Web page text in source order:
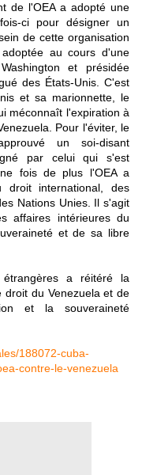
de l'OEA a adopté une
ci pour désigner un
de cette organisation
au cours d'une
et présidée
des États-Unis. C'est
et sa marionnette, le
méconnaît l'expiration à
Pour l'éviter, le
un soi-disant
par celui qui s'est
fois de plus l'OEA a
international, des
Nations Unies. Il s'agit
affaires intérieures du
et de sa libre
étrangères a réitéré la
du Venezuela et de
et la souveraineté
188072-cuba-
contre-le-venezuela